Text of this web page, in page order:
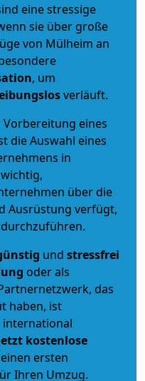
eine stressige
sie über große
von Mülheim an
, um
verläuft.
eines
die Auswahl eines
in
über die
Ausrüstung verfügt,
und stressfrei
oder als
das
haben, ist
international
kostenlose
ersten
Ihren Umzug.